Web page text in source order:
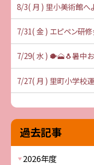
8/3( 月 ) 里小美術館へ
7/31( 金 ) エピペン研
7/29( 水 ) 🐡🗻🐧暑中
7/27( 月 ) 里町小学校
過去記事
2026年度